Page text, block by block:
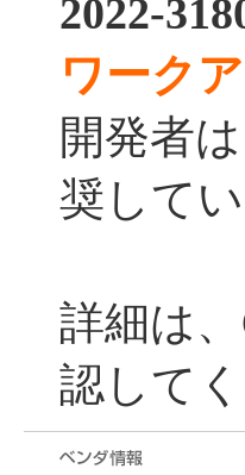
2022-
ワーク
開発者
奨してい
詳細は
認してく